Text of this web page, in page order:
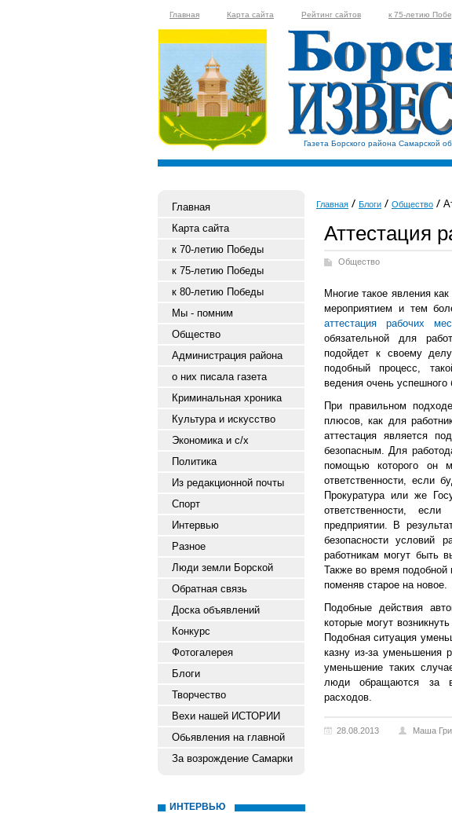
Главная Карта сайта Рейтинг сайтов к 75-летию
Газета Борского района Самарской
Главная
Карта сайта
к 70-летию Победы
к 75-летию Победы
к 80-летию Победы
Мы - помним
Общество
Администрация района
о них писала газета
Криминальная хроника
Культура и искусство
Экономика и с/х
Политика
Из редакционной почты
Спорт
Интервью
Разное
Люди земли Борской
Обратная связь
Доска объявлений
Конкурс
Фотогалерея
Блоги
Творчество
Вехи нашей ИСТОРИИ
Обьявления на главной
За возрождение Самарки
ИНТЕРВЬЮ
Главная Блоги Общество
Аттестация
Общество
Многие такое явления
мероприятием и тем
аттестация рабочих
обязательной для
подойдет к своему
подобный процесс,
ведения очень успешного
При правильном
плюсов, как для
аттестация является
безопасным. Для
помощью которого он
ответственности, если
Прокуратура или же
ответственности,
предприятии. В
безопасности условий
работникам могут быть
Также во время подобной
поменяв старое на новое.
Подобные действия
которые могут
Подобная ситуация
казну из-за уменьшения
уменьшение таких
люди обращаются за
расходов.
28.08.2013 Маша